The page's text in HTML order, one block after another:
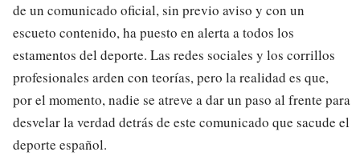
de un comunicado oficial, sin previo aviso y con un
escueto contenido, ha puesto en alerta a todos los
estamentos del deporte. Las redes sociales y los corrillos
profesionales arden con teorías, pero la realidad es que,
por el momento, nadie se atreve a dar un paso al frente para
desvelar la verdad detrás de este comunicado que sacude el
deporte español.